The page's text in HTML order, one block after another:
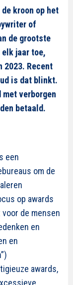
kroon op het
of
de grootste
elk jaar toe,
2023. Recent
is dat blinkt.
met verborgen
betaald.
een
om de
op awards
de mensen
en
en
awards,